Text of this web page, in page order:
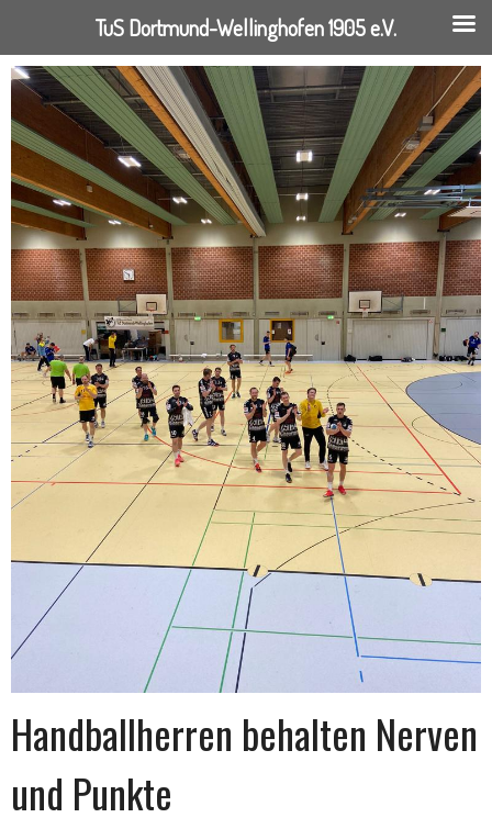
Springe
zum
Inhalt
Handballherren behalten Nerven
und Punkte
TuS Dortmund-Wellinghofen 1905 e.V.